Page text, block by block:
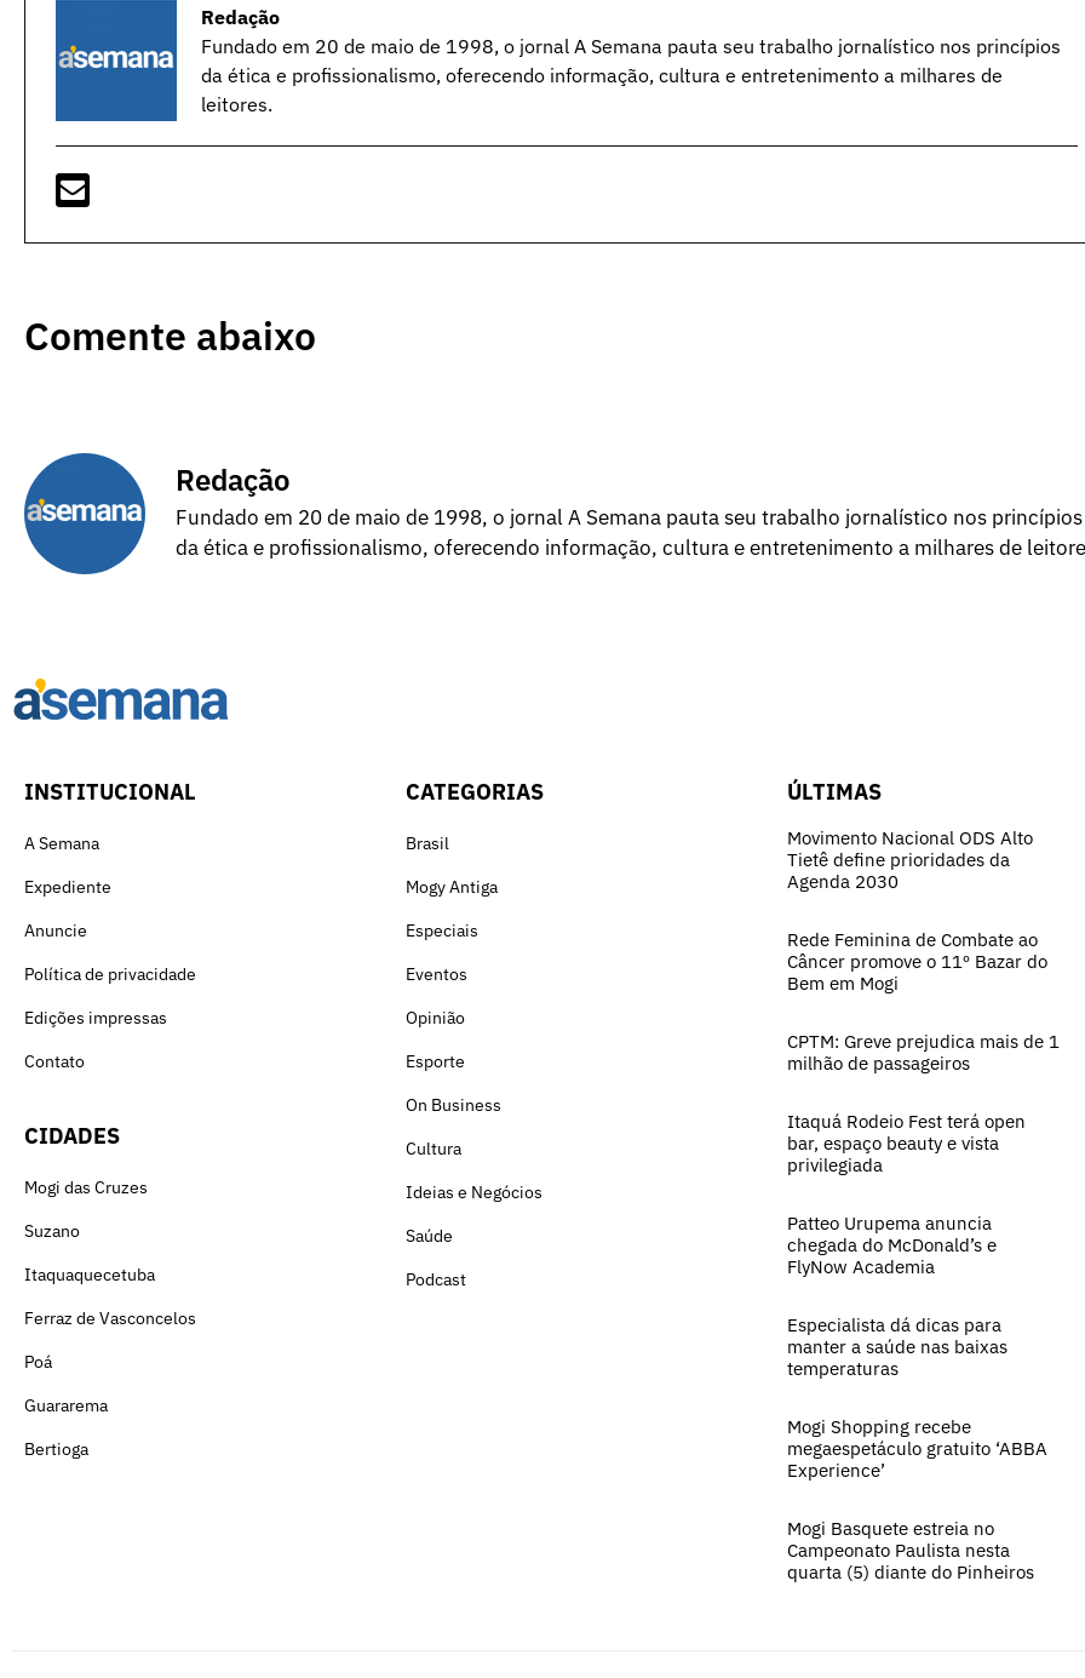
Redação
Fundado em 20 de maio de 1998, o jornal A Semana pauta seu trabalho jornalístico nos princípios
da ética e profissionalismo, oferecendo informação, cultura e entretenimento a milhares de
leitores.
Comente abaixo
Redação
Fundado em 20 de maio de 1998, o jornal A Semana pauta seu trabalho jornalístico nos princípios
da ética e profissionalismo, oferecendo informação, cultura e entretenimento a milhares de
INSTITUCIONAL
A Semana
Expediente
Anuncie
Política de privacidade
Edições impressas
Contato
CIDADES
Mogi das Cruzes
Suzano
Itaquaquecetuba
Ferraz de Vasconcelos
Poá
Guararema
Bertioga
CATEGORIAS
Brasil
Mogy Antiga
Especiais
Eventos
Opinião
Esporte
On Business
Cultura
Ideias e Negócios
Saúde
Podcast
ÚLTIMAS
Movimento Nacional ODS Alto
Tietê define prioridades da
Agenda 2030
Rede Feminina de Combate ao
Câncer promove o 11º Bazar do
Bem em Mogi
CPTM: Greve prejudica mais de 1
milhão de passageiros
Itaquá Rodeio Fest terá open
bar, espaço beauty e vista
privilegiada
Patteo Urupema anuncia
chegada do McDonald’s e
FlyNow Academia
Especialista dá dicas para
manter a saúde nas baixas
temperaturas
Mogi Shopping recebe
megaespetáculo gratuito ‘ABBA
Experience’
Mogi Basquete estreia no
Campeonato Paulista nesta
quarta (5) diante do Pinheiros